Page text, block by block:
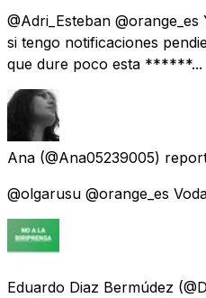
@Adri_Esteban
si tengo notificaciones
que dure poco esta ******...
Ana (@Ana05239005)
@olgarusu @orange_es
Eduardo Diaz Bermúdez